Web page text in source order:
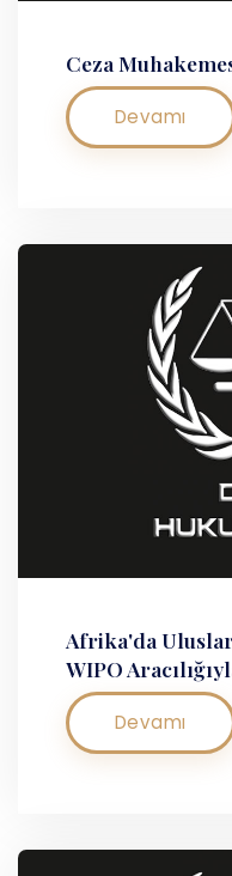
Ceza
Devamı
Afrika'da
WIPO
Devamı